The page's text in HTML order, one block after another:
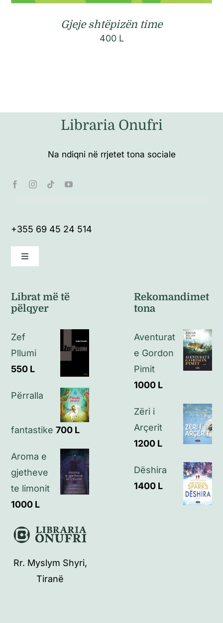
Gjeje shtëpizën time
400 L
Libraria Onufri
Na ndiqni në rrjetet tona sociale
+355 69 45 24 514
Toggle
Politikat e kthimeve
Politikat e privatësisë
Librat më të
pëlqyer
Zef
Pllumi
550 L
Përralla
fantastike 700 L
Aroma e
gjetheve
te limonit
1000 L
Rekomandimet
tona
Aventurat
e Gordon
Pimit
1000 L
Zëri i
Arçerit
1200 L
Dëshira
1400 L
Rr. Myslym Shyri,
Tiranë